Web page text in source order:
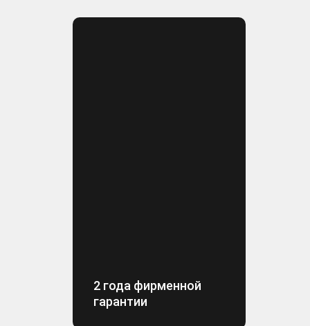
2 года фирменной
гарантии